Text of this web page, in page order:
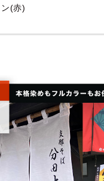
(赤)